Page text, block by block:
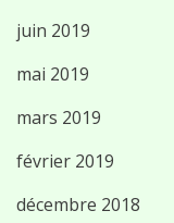
juin 2019
mai 2019
mars 2019
février 2019
décembre 2018